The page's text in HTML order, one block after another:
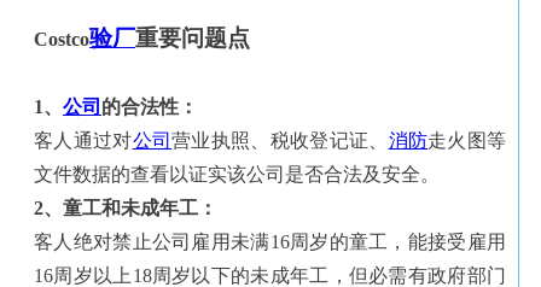
Costco验厂重要问题点
1、 公司 的合法性：
客人通过对公司营业执照、税收登记证、 消防走火图等
文件数据的查看以证实该公司是否合法及安全。
2、童工和未成年工：
客人绝对禁止公司雇用未满16周岁的童工，能接受雇用
16周岁以上 18周岁以下的未成年工，但必需有政府部门